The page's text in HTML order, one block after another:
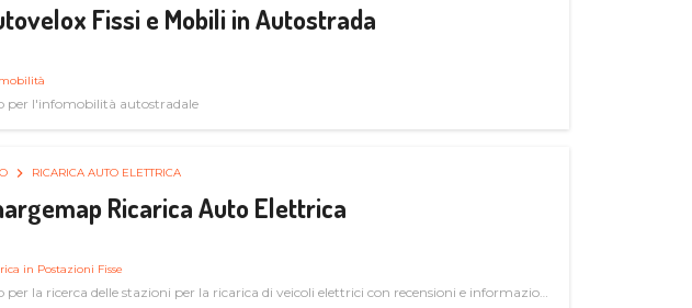
Fissi e Mobili in Autostrada
per l'infomobilità autostradale
RICARICA AUTO ELETTRICA
Ricarica Auto Elettrica
in Postazioni Fisse
per la ricerca delle stazioni per la ricarica di veicoli elettrici con recensioni e informazioni